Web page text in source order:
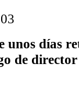
unos días
de